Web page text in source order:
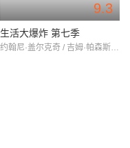
9.3
生活大爆炸 第七季
约翰尼·盖尔克奇 / 吉姆·帕森斯 / 凯莉·库柯